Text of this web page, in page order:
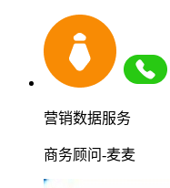
营销数据服务
商务顾问-麦麦